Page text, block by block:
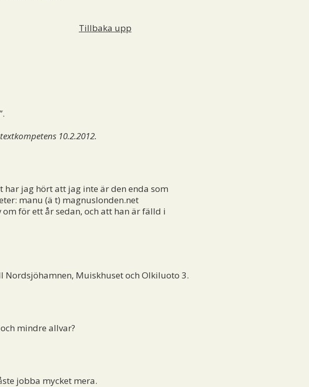
Tillbaka upp
10.2.2012.
har jag hört att jag inte är den enda som
manu (ä t) magnuslonden.net
för ett år sedan, och att han är fälld i
Muiskhuset och Olkiluoto 3.
mindre allvar?
jobba mycket mera.